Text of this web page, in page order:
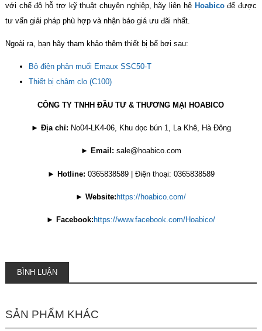
với chế độ hỗ trợ kỹ thuật chuyên nghiệp, hãy liên hệ Hoabicođể được
tư vấn giải pháp phù hợp và nhận báo giá ưu đãi nhất.
Ngoài ra, bạn hãy tham khảo thêm thiết bị bể bơi sau:
Bộ điện phân muối Emaux SSC50-T
Thiết bị châm clo (C100)
CÔNG TY TNHH ĐẦU TƯ & THƯƠNG MẠI HOABICO
► Địa chỉ: No04-LK4-06, Khu dọc bún 1, La Khê, Hà Đông
► Email: sale@hoabico.com
► Hotline: 0365838589 | Điện thoại: 0365838589
►Website: https://hoabico.com/
► Facebook: https://www.facebook.com/Hoabico/
BÌNH LUẬN
SẢN PHẨM KHÁC